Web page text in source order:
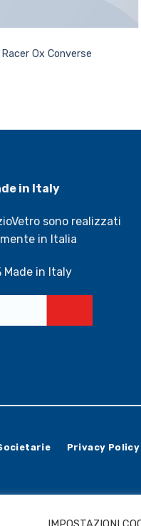
Ox Converse
in Italy
sono realizzati
in Italia
Made in Italy
Privacy Policy